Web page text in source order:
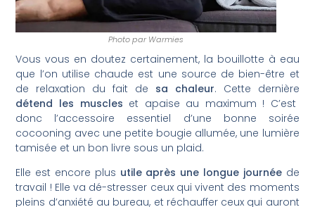
Photo par Warmies
Vous vous en doutez certainement, la bouillotte à eau
que l’on utilise chaude est une source de bien-être et
de relaxation du fait de sa chaleur. Cette dernière
détend les muscles et apaise au maximum ! C’est
donc l’accessoire essentiel d’une bonne soirée
cocooning avec une petite bougie allumée, une lumière
tamisée et un bon livre sous un plaid.
Elle est encore plus utile après une longue journéede
travail ! Elle va dé-stresser ceux qui vivent des moments
pleins d’anxiété au bureau, et réchauffer ceux qui auront